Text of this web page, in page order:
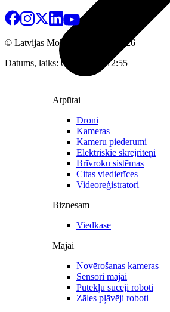
Atpūtai
Droni
Kameras
Kameru piederumi
Elektriskie skrejriteņi
Brīvroku sistēmas
Citas viedierīces
Videoreģistratori
Biznesam
Viedkase
Mājai
Novērošanas kameras
Sensori mājai
Putekļu sūcēji roboti
Zāles pļāvēji roboti
© Latvijas Mobilais Telefons
2026
Datums, laiks: 09.08.2026 12:55